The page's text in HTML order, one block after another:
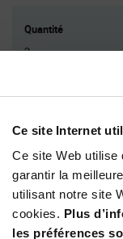
Ce site Internet
Ce site Web utilise
garantir la
utilisant notre site
cookies. Plus
les préférences
Quantité
2
10
Product
Information
section
Kit